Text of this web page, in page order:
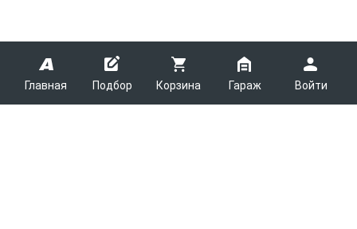
Главная Подбор Корзина Гараж Войти